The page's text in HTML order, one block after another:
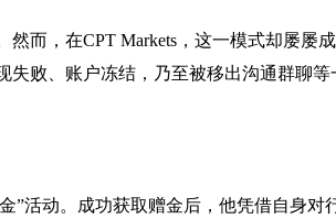
而，在CPT Markets，这一模式却屡屡
失败、账户冻结，乃至被移出沟通群聊等
”活动。成功获取赠金后，他凭借自身对